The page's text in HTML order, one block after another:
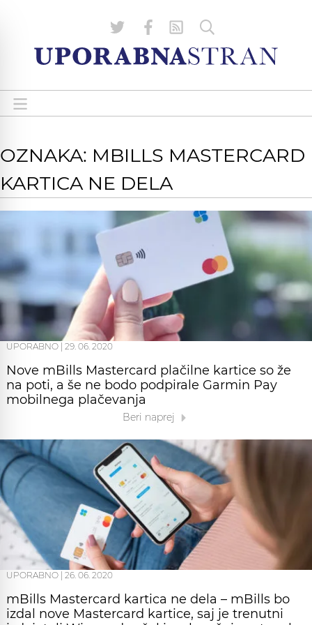
OZNAKA: MBILLS MASTERCARD
KARTICA NE DELA
UPORABNO 29. 06. 2020
Nove mBills Mastercard plačilne kartice so že
na poti, a še ne bodo podpirale Garmin Pay
mobilnega plačevanja
Beri naprej
UPORABNO 26. 06. 2020
mBills Mastercard kartica ne dela – mBills bo
izdal nove Mastercard kartice, saj je trenutni